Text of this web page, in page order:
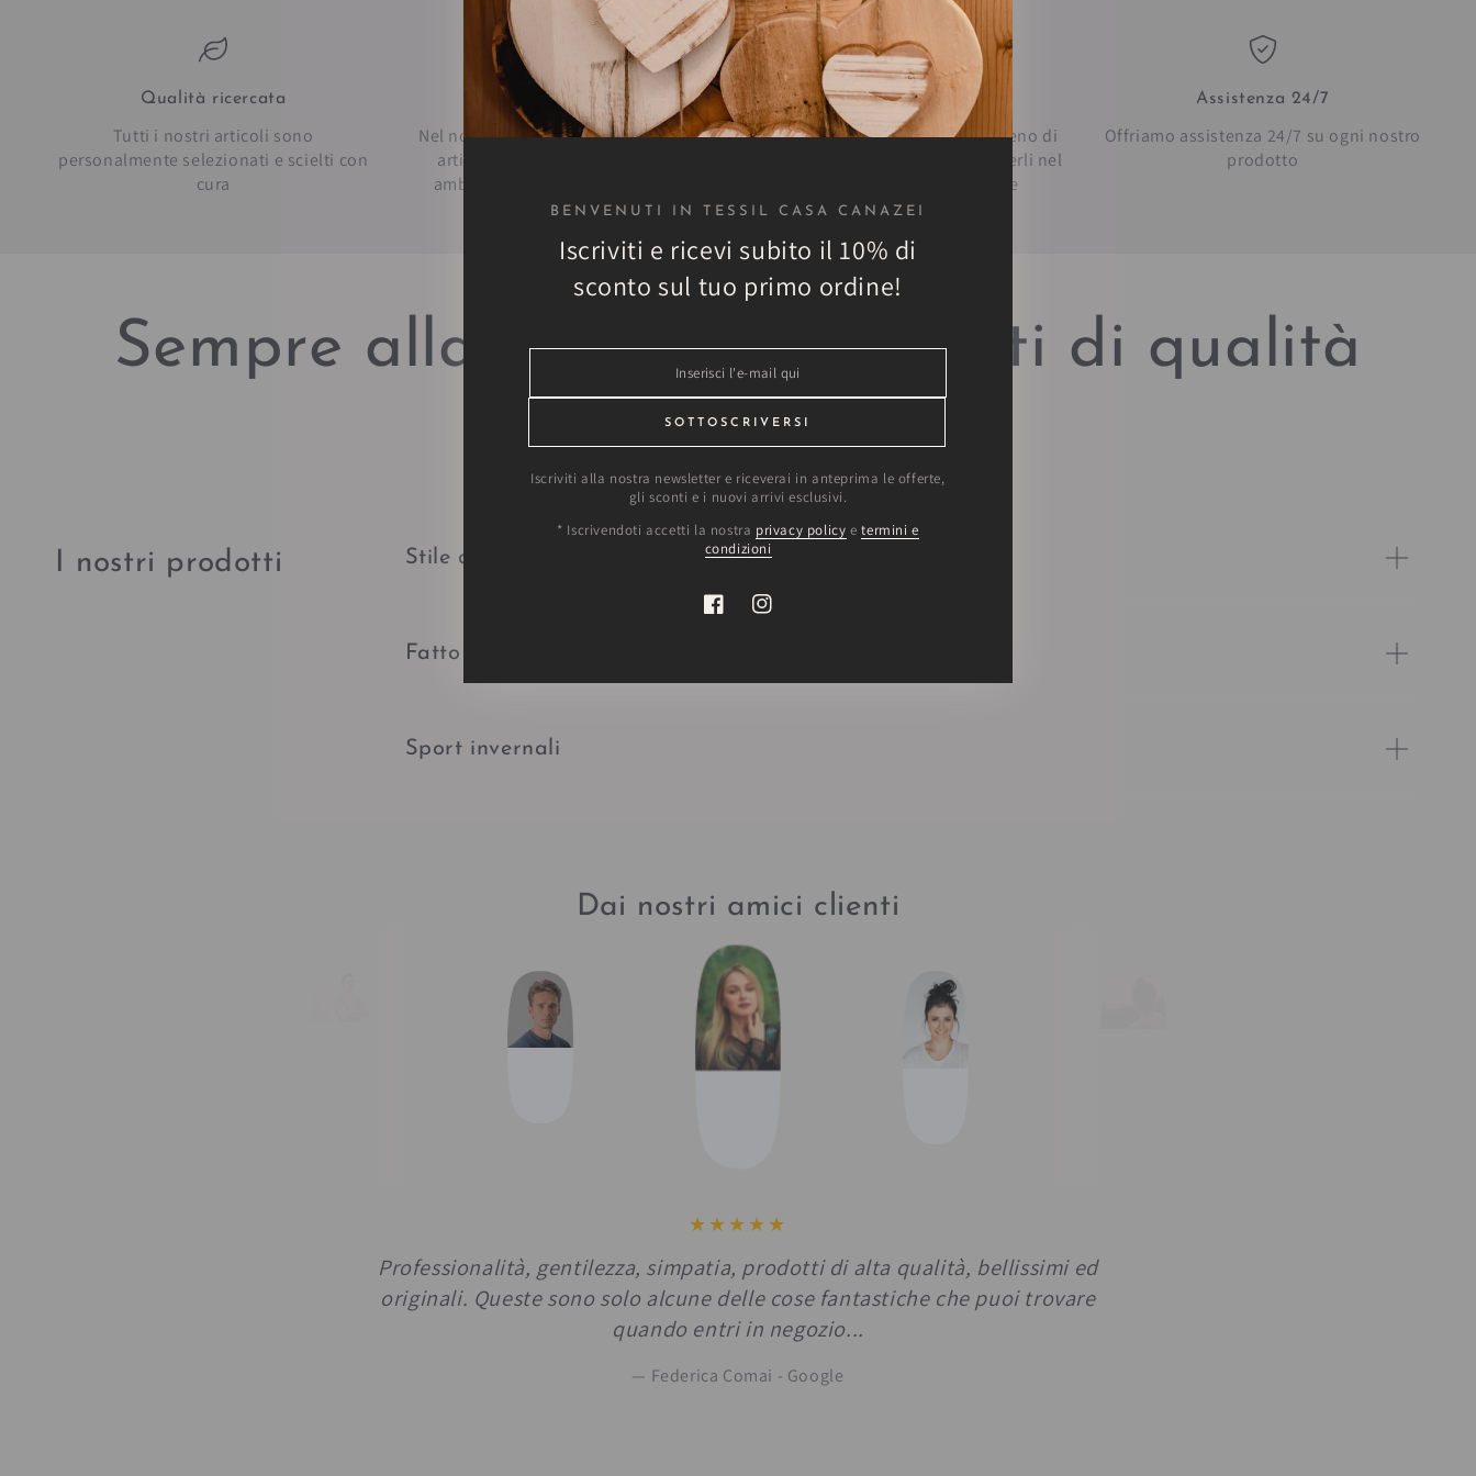
Qualità ricercata
Tutti i nostri articoli sono
personalmente selezionati e scielti con
cura
Per tutti gli ambienti
Nel nostro catalogo sono disponibili
articoli di arredamento per ogni
ambiente domestico o aziendale
Spedizioni veloci
Tutti gli ordini sono evasi in meno di
24h in modo che tu possa riceverli nel
più breve tempo possibilie
Assistenza 24/7
Offriamo assistenza 24/7 su ogni nostro
prodotto
Sempre alla ricerca di prodotti di qualità
TESSIL CASA CANAZEI TN
I nostri prodotti Stile alpino
Fatto a mano
Sport invernali
Dai nostri amici clienti
Bellissimi gli articoli, ottima qualità ma soprattutto professionalità e
disponibilità..
BENVENUTI IN TESSIL CASA CANAZEI
Iscriviti e ricevi subito il 10% di
sconto sul tuo primo ordine!
l'e-
qui
SOTTOSCRIVERSI
Iscriviti alla nostra newsletter e riceverai in anteprima le offerte,
gli sconti e i nuovi arrivi esclusivi.
* Iscrivendoti accetti la nostra privacy policy etermini e
condizioni
FacebookInstagram